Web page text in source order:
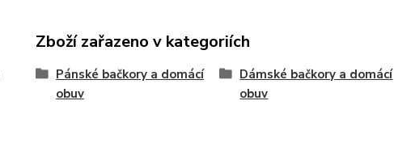
Zboží zařazeno v kategoriích
Pánské bačkory a domácí
obuv
Dámské bačkory a domácí
obuv